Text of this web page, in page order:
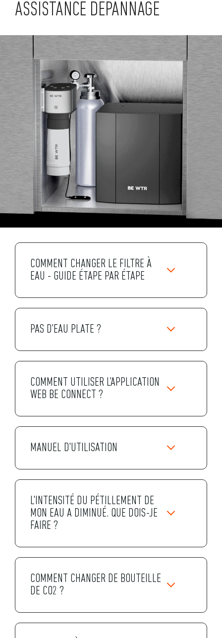
ASSISTANCE DÉPANNAGE
COMMENT CHANGER LE FILTRE À
EAU - GUIDE ÉTAPE PAR ÉTAPE
PAS D'EAU PLATE ?
COMMENT UTILISER L'APPLICATION
WEB BE CONNECT ?
MANUEL D'UTILISATION
L'INTENSITÉ DU PÉTILLEMENT DE
MON EAU A DIMINUÉ. QUE DOIS-JE
FAIRE ?
COMMENT CHANGER DE BOUTEILLE
DE CO2 ?